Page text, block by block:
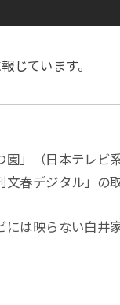
じています。
」（日本テレビ
春デジタル」の
は映らない白井